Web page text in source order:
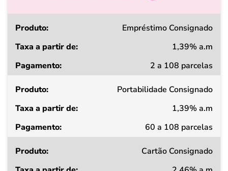
Produto
Taxa
a
de
Pagamento
Empréstimo Consignado
1,39% a.m
2 a 108 parcelas
Portabilidade Consignado
1,39% a.m
60 a 108 parcelas
Cartão Consignado